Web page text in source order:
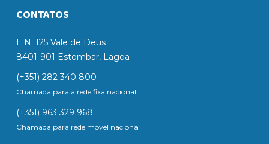
CONTATOS
E.N. 125 Vale de Deus
8401-901 Estombar, Lagoa
(+351) 282 340 800
Chamada para a rede fixa nacional
(+351) 963 329 968
Chamada para rede móvel nacional